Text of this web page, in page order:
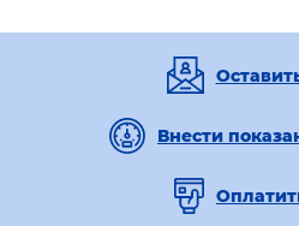
Внести